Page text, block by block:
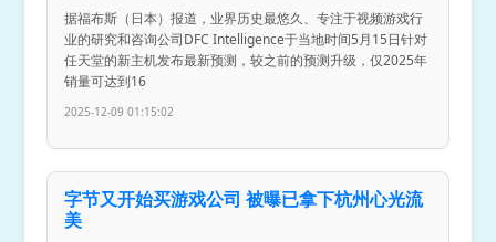
据福布斯（日本）报道，业界历史最悠久、专注于视频游戏行
业的研究和咨询公司DFC Intelligence于当地时间5月15日针对
任天堂的新主机发布最新预测，较之前的预测升级，仅2025年
销量可达到16
2025-12-09 01:15:02
字节又开始买游戏公司 被曝已拿下杭州心光流
美